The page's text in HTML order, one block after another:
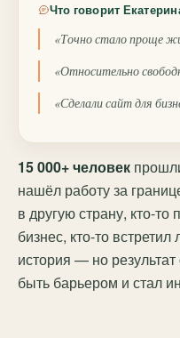
Что говорит
«Точно стало проще
«Относительно
«Сделали сайт для
15 000+ человек
нашёл работу за
в другую страну, кто-
бизнес, кто-то
история — но
быть барьером и стал